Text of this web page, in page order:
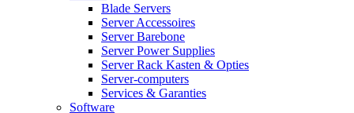
Blade Servers
Server Accessoires
Server Barebone
Server Power Supplies
Server Rack Kasten & Opties
Server-computers
Services & Garanties
Software